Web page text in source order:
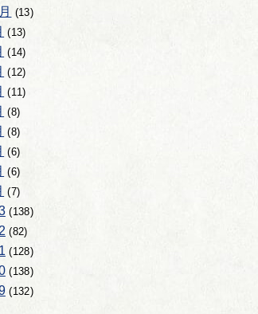
(13)
(13)
(14)
(12)
(11)
(8)
(8)
(6)
(6)
(7)
(138)
(82)
(128)
(138)
(132)